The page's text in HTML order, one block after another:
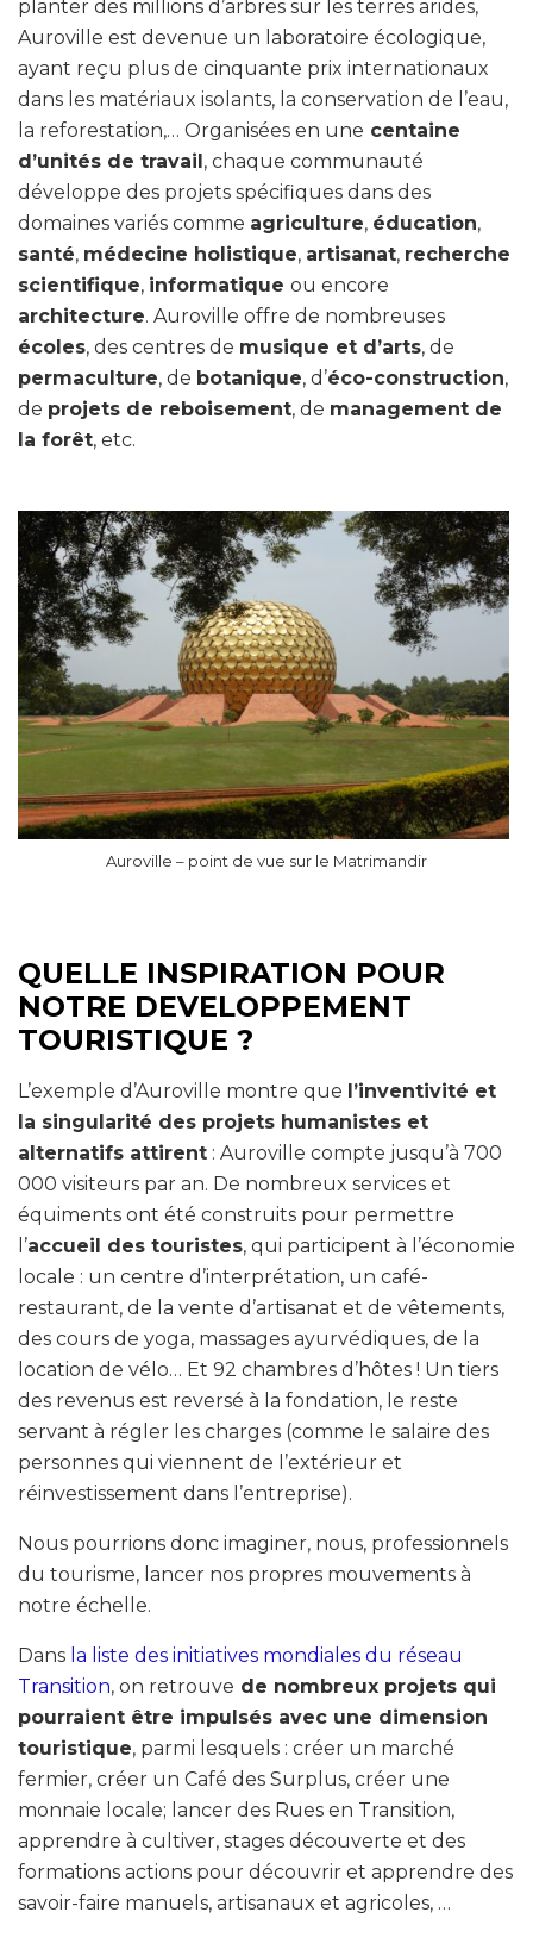
planter des millions d’arbres sur les terres arides,
Auroville est devenue un laboratoire écologique,
ayant reçu plus de cinquante prix internationaux
dans les matériaux isolants, la conservation de l’eau,
la reforestation,… Organisées en une centaine
d’unités de travail , chaque communauté
développe des projets spécifiques dans des
domaines variés comme agriculture, éducation,
santé, médecine holistique, artisanat, recherche
scientifique, informatique ou encore
architecture. Auroville offre de nombreuses
écoles, des centres de musique et d’arts, de
permaculture, de botanique, d’éco-construction,
de projets de reboisement, de management de
la forêt, etc.
Auroville – point de vue sur le Matrimandir
QUELLE INSPIRATION POUR
NOTRE DEVELOPPEMENT
TOURISTIQUE ?
L’exemple d’Auroville montre que l’inventivité et
la singularité des projets humanistes et
alternatifs attirent : Auroville compte jusqu’à 700
000 visiteurs par an. De nombreux services et
équiments ont été construits pour permettre
l’accueil des touristes, qui participent à l’économie
locale : un centre d’interprétation, un café-
restaurant, de la vente d’artisanat et de vêtements,
des cours de yoga, massages ayurvédiques, de la
location de vélo… Et 92 chambres d’hôtes ! Un tiers
des revenus est reversé à la fondation, le reste
servant à régler les charges (comme le salaire des
personnes qui viennent de l’extérieur et
réinvestissement dans l’entreprise).
Nous pourrions donc imaginer, nous, professionnels
du tourisme, lancer nos propres mouvements à
notre échelle.
Dans la liste des initiatives mondiales du réseau
Transition, on retrouve de nombreux projets qui
pourraient être impulsés avec une dimension
touristique, parmi lesquels : créer un marché
fermier, créer un Café des Surplus, créer une
monnaie locale; lancer des Rues en Transition,
apprendre à cultiver, stages découverte et des
formations actions pour découvrir et apprendre des
savoir-faire manuels, artisanaux et agricoles, …